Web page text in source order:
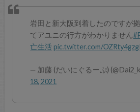
岩田と新大阪到着したのですが
てアユニの行方がわかりません
亡生活 pic.twitter.com/
— 加藤 (だいにぐるーぷ)
18, 2021